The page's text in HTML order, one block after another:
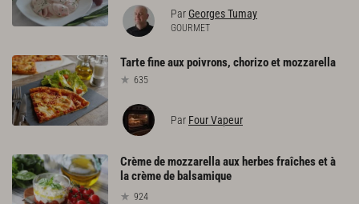
ParGeorges Tumay
GOURMET
Tartefineauxpoivrons, chorizoetmozzarella
635
Par Four Vapeur
Crème de mozzarella aux herbes fraîches et à
la crème de balsamique
924